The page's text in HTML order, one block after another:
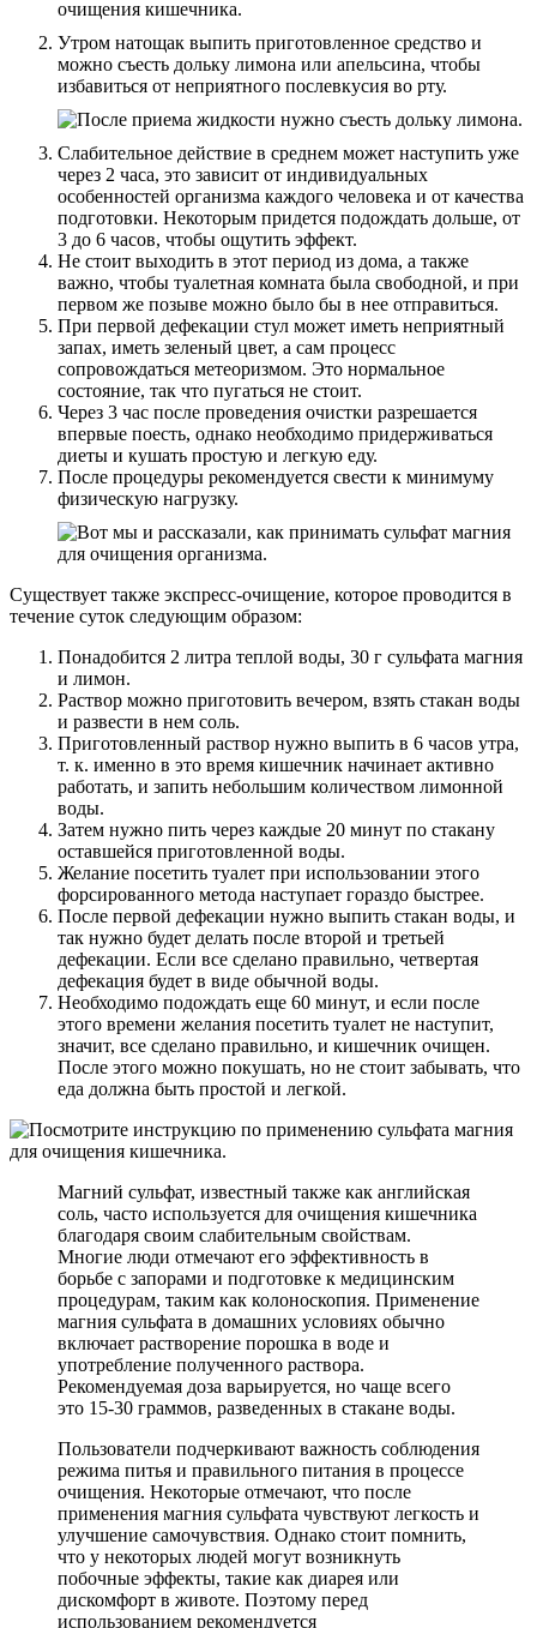
Утром натощак выпить приготовленное средство и
можно съесть дольку лимона или апельсина, чтобы
избавиться от неприятного послевкусия во рту.
Слабительное действие в среднем может наступить уже
через 2 часа, это зависит от индивидуальных
особенностей организма каждого человека и от качества
подготовки. Некоторым придется подождать дольше, от
3 до 6 часов, чтобы ощутить эффект.
Не стоит выходить в этот период из дома, а также
важно, чтобы туалетная комната была свободной, и при
первом же позыве можно было бы в нее отправиться.
При первой дефекации стул может иметь неприятный
запах, иметь зеленый цвет, а сам процесс
сопровождаться метеоризмом. Это нормальное
состояние, так что пугаться не стоит.
Через 3 час после проведения очистки разрешается
впервые поесть, однако необходимо придерживаться
диеты и кушать простую и легкую еду.
После процедуры рекомендуется свести к минимуму
физическую нагрузку.
Существует также экспресс-очищение, которое проводится в
течение суток следующим образом:
Понадобится 2 литра теплой воды, 30 г сульфата магния
и лимон.
Раствор можно приготовить вечером, взять стакан воды
и развести в нем соль.
Приготовленный раствор нужно выпить в 6 часов утра,
т. к. именно в это время кишечник начинает активно
работать, и запить небольшим количеством лимонной
воды.
Затем нужно пить через каждые 20 минут по стакану
оставшейся приготовленной воды.
Желание посетить туалет при использовании этого
форсированного метода наступает гораздо быстрее.
После первой дефекации нужно выпить стакан воды, и
так нужно будет делать после второй и третьей
дефекации. Если все сделано правильно, четвертая
дефекация будет в виде обычной воды.
Необходимо подождать еще 60 минут, и если после
этого времени желания посетить туалет не наступит,
значит, все сделано правильно, и кишечник очищен.
После этого можно покушать, но не стоит забывать, что
еда должна быть простой и легкой.
Магний сульфат, известный также как английская
соль, часто используется для очищения кишечника
благодаря своим слабительным свойствам.
Многие люди отмечают его эффективность в
борьбе с запорами и подготовке к медицинским
процедурам, таким как колоноскопия. Применение
магния сульфата в домашних условиях обычно
включает растворение порошка в воде и
употребление полученного раствора.
Рекомендуемая доза варьируется, но чаще всего
это 15-30 граммов, разведенных в стакане воды.
Пользователи подчеркивают важность соблюдения
режима питья и правильного питания в процессе
очищения. Некоторые отмечают, что после
применения магния сульфата чувствуют легкость и
улучшение самочувствия. Однако стоит помнить,
что у некоторых людей могут возникнуть
побочные эффекты, такие как диарея или
дискомфорт в животе. Поэтому перед
использованием рекомендуется